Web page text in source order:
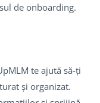
de onboarding.
te ajută să-ți
și organizat.